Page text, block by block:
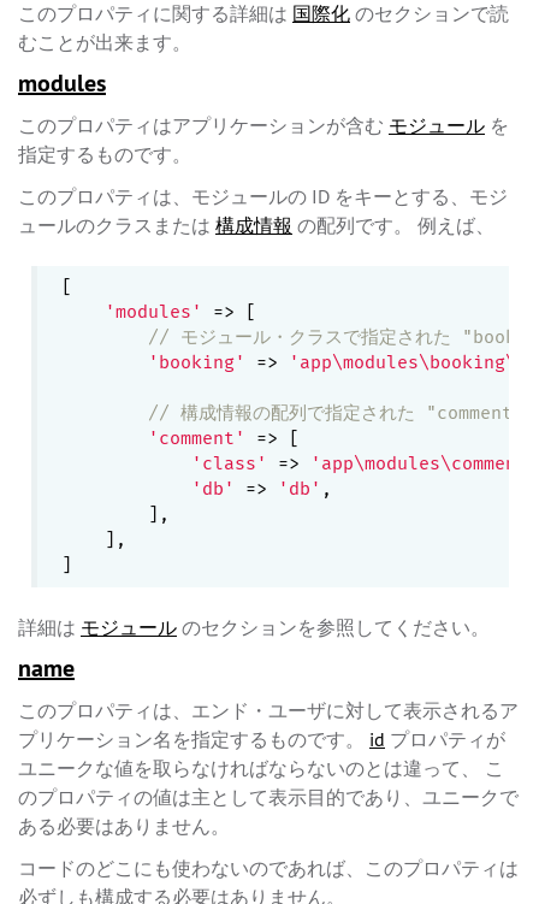
このプロパティに関する詳細は 国際化 のセクションで読
むことが出来ます。
modules
このプロパティはアプリケーションが含む モジュール を
指定するものです。
このプロパティは、モジュールの ID をキーとする、モジ
ュールのクラスまたは 構成情報 の配列です。 例えば、
[
'modules'
=> [
// モジュール・クラスで指定された
'booking'
=>
// 構成情報の配列で指定された "comment"
'comment'
=> [
'class'
=>
'db'
=> 'db' ,
        ],
    ],
詳細は モジュール のセクションを参照してください。
name
このプロパティは、エンド・ユーザに対して表示されるア
プリケーション名を指定するものです。 id プロパティが
ユニークな値を取らなければならないのとは違って、 こ
のプロパティの値は主として表示目的であり、ユニークで
ある必要はありません。
コードのどこにも使わないのであれば、このプロパティは
必ずしも構成する必要はありません。